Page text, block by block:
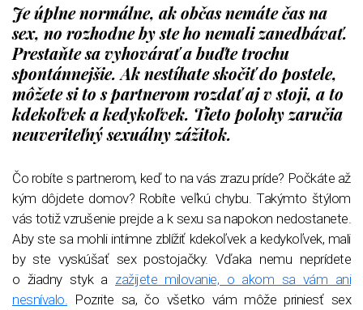
Je úplne normálne, ak občas nemáte čas na
sex, no rozhodne by ste ho nemali zanedbávať.
Prestaňte sa vyhovárať a buďte trochu
spontánnejšie. Ak nestíhate skočiť do postele,
môžete si to s partnerom rozdať aj v stoji, a to
kdekoľvek a kedykoľvek. Tieto polohy zaručia
neuveriteľný sexuálny zážitok.
Čo robíte s partnerom, keď to na vás zrazu príde? Počkáte až
kým dôjdete domov? Robíte veľkú chybu. Takýmto štýlom
vás totiž vzrušenie prejde a k sexu sa napokon nedostanete.
Aby ste sa mohli intímne zblížiť kdekoľvek a kedykoľvek, mali
by ste vyskúšať sex postojačky. Vďaka nemu neprídete
o žiadny styk a zažijete milovanie, o akom sa vám ani
nesnívalo.
Pozrite sa, čo všetko vám môže priniesť sex